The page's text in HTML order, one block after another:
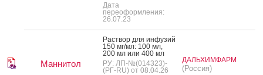
Дата
переоформления:
26.07.23
Маннитол
Рас­твор для ин­фу­зий
150 мг/мл: 100 мл,
200 мл или 400 мл
РУ: ЛП-№(014323)-
(РГ-RU) от 08.04.26
ДАЛЬХИМФАРМ
(Россия)